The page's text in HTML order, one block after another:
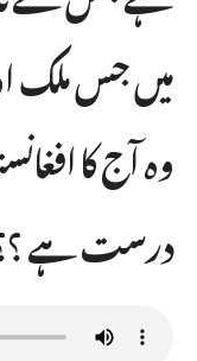
میں جس ملک
وہ آج کا
درست ہے